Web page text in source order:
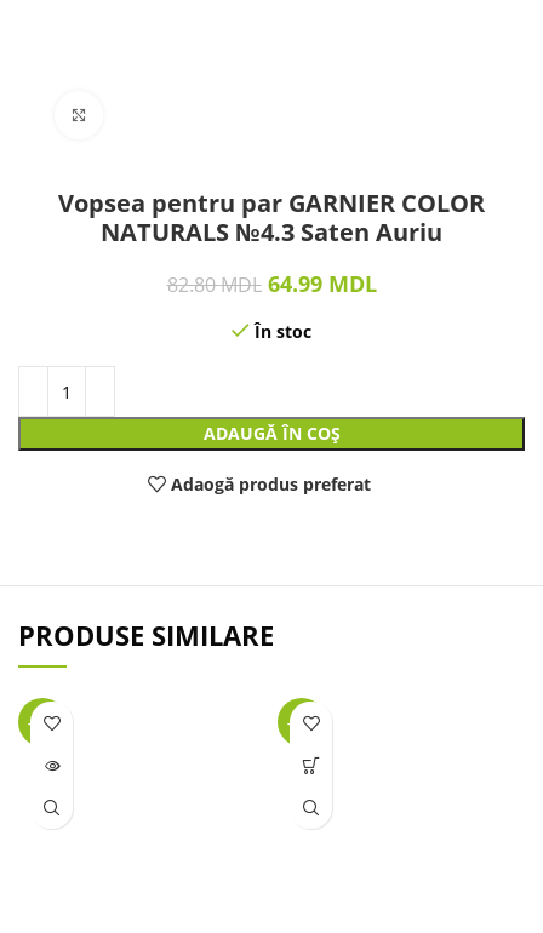
Vopsea pentru par GARNIER COLOR
NATURALS №4.3 Saten Auriu
82.80MDL 64.99 MDL
În stoc
ADAUGĂ ÎN COȘ
Adaogă produs preferat
PRODUSE SIMILARE
-45%
LIPSĂ
-29%